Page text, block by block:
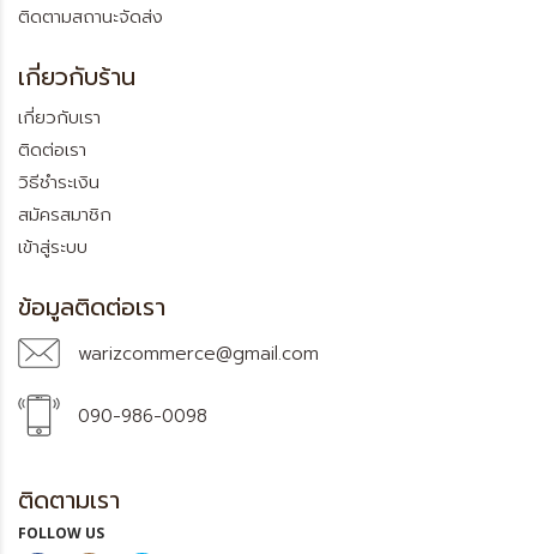
ติดตามสถานะจัดส่ง
เกี่ยวกับร้าน
เกี่ยวกับเรา
ติดต่อเรา
วิธีชำระเงิน
สมัครสมาชิก
เข้าสู่ระบบ
ข้อมูลติดต่อเรา
warizcommerce@gmail.com
090-986-0098
ติดตามเรา
FOLLOW US